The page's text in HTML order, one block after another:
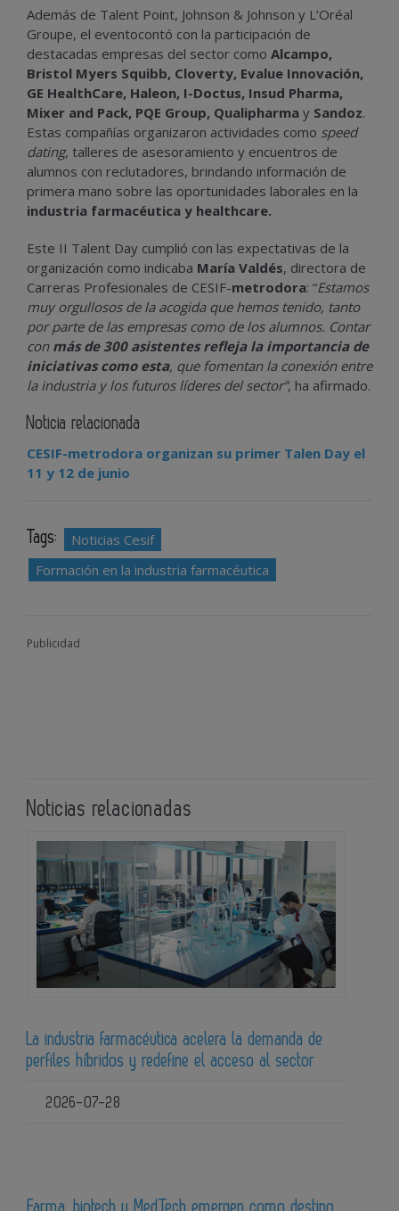
Además de Talent Point, Johnson & Johnson y L’Oréal
Groupe, el eventocontó con la participación de
destacadas empresas del sector como Alcampo,
Bristol Myers Squibb, Cloverty, Evalue Innovación,
GE HealthCare, Haleon, I-Doctus, Insud Pharma,
Mixer and Pack, PQE Group, Qualipharma y Sandoz.
Estas compañías organizaron actividades como speed
dating, talleres de asesoramiento y encuentros de
alumnos con reclutadores, brindando información de
primera mano sobre las oportunidades laborales en la
industria farmacéutica y healthcare.
Este II Talent Day cumplió con las expectativas de la
organización como indicaba María Valdés, directora de
Carreras Profesionales de CESIF-metrodora: “Estamos
muy orgullosos de la acogida que hemos tenido, tanto
por parte de las empresas como de los alumnos. Contar
con más de 300 asistentes refleja la importancia de
iniciativas como esta, que fomentan la conexión entre
la industria y los futuros líderes del sector”, ha afirmado.
Noticia relacionada
CESIF-metrodora organizan su primer Talen Day el
11 y 12 de junio
Tags:
Noticias Cesif
Formación en la industria farmacéutica
Publicidad
Noticias relacionadas
La industria farmacéutica acelera la demanda de
perfiles híbridos y redefine el acceso al sector
2026-07-28